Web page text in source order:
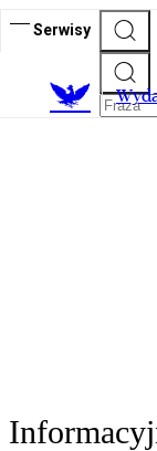
Serwisy